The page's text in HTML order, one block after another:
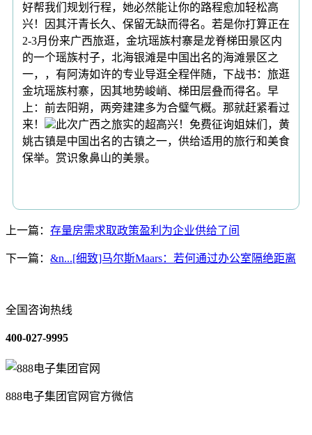
好帮我们规划行程，她必然能让你的路程愈加轻松高
兴！因其汗青长久、保留无缺而得名。若是你打算正在
2-3月份来广西旅逛，金坑瑶族村寨是龙脊梯田景区内
的一个瑶族村子，北海银滩是中国出名的海滩景区之
一，，有阿涛如许的专业导逛全程伴随，下战书：旅逛
金坑瑶族村寨，因其地势峻峭、梯田层叠而得名。早
上：前去阳朔，两旁建建多为合璧气概。那就赶紧看过
来！
此次广西之旅实的超高兴！免费征询姐妹们，黄
姚古镇是中国出名的古镇之一，供给适用的旅行和美食
保举。赏识象鼻山的美景。
上一篇： 存量房需求取政策盈利为企业供给了间
下一篇： &n...[细致]马尔斯Maars：若何通过办公室隔绝距离
全国咨询热线
400-027-9995
888电子集团官网官方微信